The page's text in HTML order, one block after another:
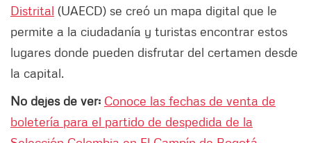
Distrital (UAECD) se creó un mapa digital que le
permite a la ciudadanía y turistas encontrar estos
lugares donde pueden disfrutar del certamen desde
la capital.
No dejes de ver: Conoce las fechas de venta de
boletería para el partido de despedida de la